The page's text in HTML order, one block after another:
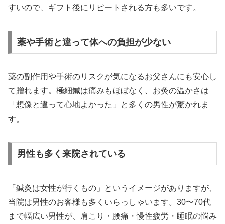
すいので、ギフト後にリピートされる方も多いです。
薬や手術と違って体への負担が少ない
薬の副作用や手術のリスクが気になるお父さんにも安心し
て贈れます。極細鍼は痛みもほぼなく、お灸の温かさは
「想像と違って心地よかった」と多くの男性が驚かれま
す。
男性も多く来院されている
「鍼灸は女性が行くもの」というイメージがありますが、
当院は男性のお客様も多くいらっしゃいます。30〜70代
まで幅広い男性が、肩こり・腰痛・慢性疲労・睡眠の悩み